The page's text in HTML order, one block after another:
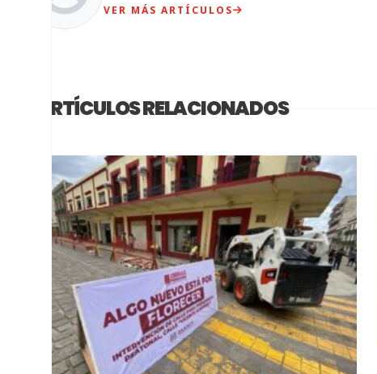
VER MÁS ARTÍCULOS
ARTÍCULOS RELACIONADOS